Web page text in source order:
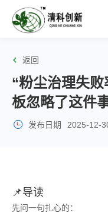
返回
“粉尘治理失
板忽略了这件
发布日期 2025-12-
📌导读
先问一句扎心的：